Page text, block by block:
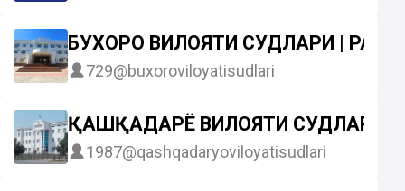
БУХОРО ВИЛОЯТИ СУДЛАРИ |
729@buxoroviloyatisudlari
ҚАШҚАДАРЁ ВИЛОЯТИ СУДЛАРИ |
1987@qashqadaryoviloyatisudlari